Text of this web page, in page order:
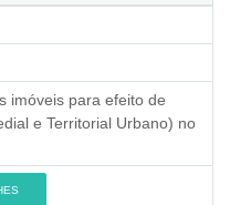
imóveis para efeito de
e Territorial Urbano) no